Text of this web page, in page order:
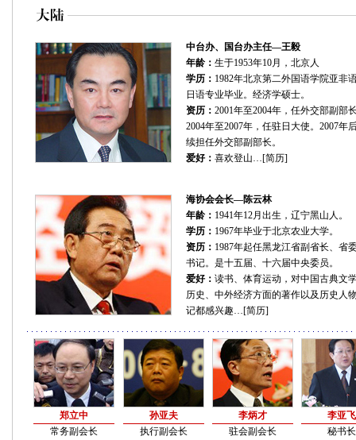
中台办、国台办主任—王毅
年龄： 生于1953年10月，北京人
学历： 1982年北京第二外国语学院亚非
日语专业毕业。经济学硕士。
资历： 2001年至2004年，任外交部副部
2004年至2007年，任驻日大使。2007年
续担任外交部副部长。
爱好： 喜欢登山…[简历]
海协会会长—陈云林
年龄： 1941年12月出生，辽宁黑山人。
学历： 1967年毕业于北京农业大学。
资历： 1987年起任黑龙江省副省长、省
书记。是十五届、十六届中央委员。
爱好： 读书、体育运动，对中国古典文
历史、中外经济方面的著作以及历史人
记都感兴趣…[简历]
郑立中
常务副会长
孙亚夫
执行副会长
李炳才
驻会副会长
李亚飞
秘书长